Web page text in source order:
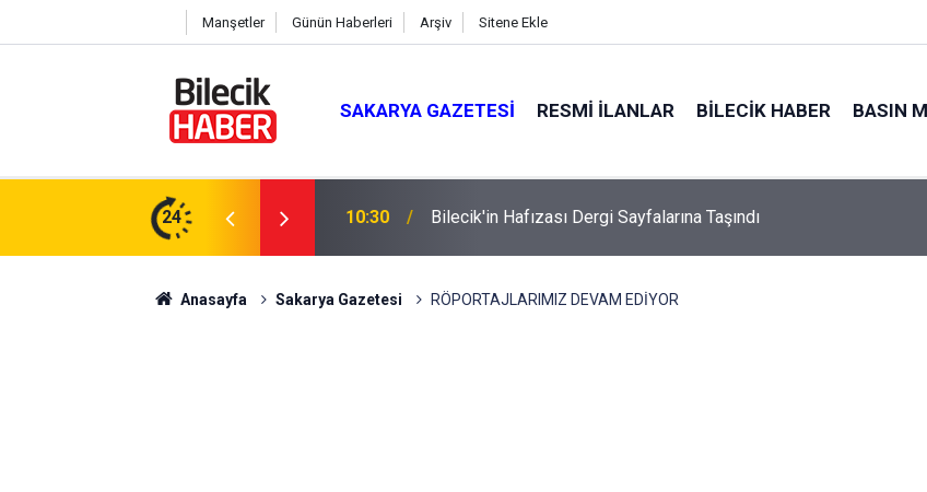
Manşetler Günün Haberleri Arşiv Sitene Ekle
SAKARYA GAZETESI RESMI İLANLAR BILECIK HABER BASIN
24 10:15 Bilecik’te Sosyal Destek Seferberliği
Anasayfa Sakarya Gazetesi RÖPORTAJLARIMIZ DEVAM EDİYOR